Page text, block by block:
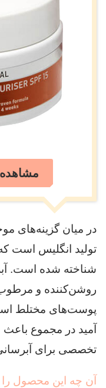
تولید انگلیس است
شناخته شده است.
روشن‌کننده و
آمید در مجموع
تخصصی برای
آن چه این محصول را